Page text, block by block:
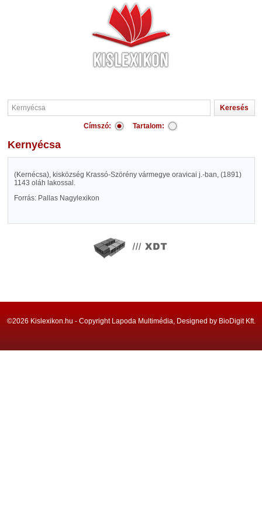
Címszó: Tartalom:
Kernyécsa
(Kernécsa), kisközség Krassó-Szörény vármegye oravicai j.-ban, (1891)
1143 oláh lakossal.
Forrás: Pallas Nagylexikon
©2026 Kislexikon.hu - Copyright Lapoda Multimédia, Designed by BioDigit Kft.